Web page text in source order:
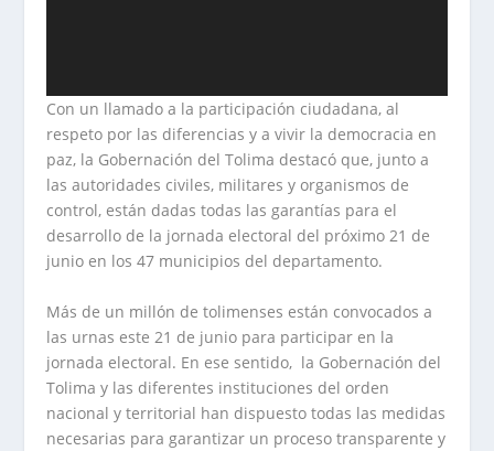
Con un llamado a la participación ciudadana, al
respeto por las diferencias y a vivir la democracia en
paz, la Gobernación del Tolima destacó que, junto a
las autoridades civiles, militares y organismos de
control, están dadas todas las garantías para el
desarrollo de la jornada electoral del próximo 21 de
junio en los 47 municipios del departamento.
Más de un millón de tolimenses están convocados a
las urnas este 21 de junio para participar en la
jornada electoral. En ese sentido, la Gobernación del
Tolima y las diferentes instituciones del orden
nacional y territorial han dispuesto todas las medidas
necesarias para garantizar un proceso transparente y